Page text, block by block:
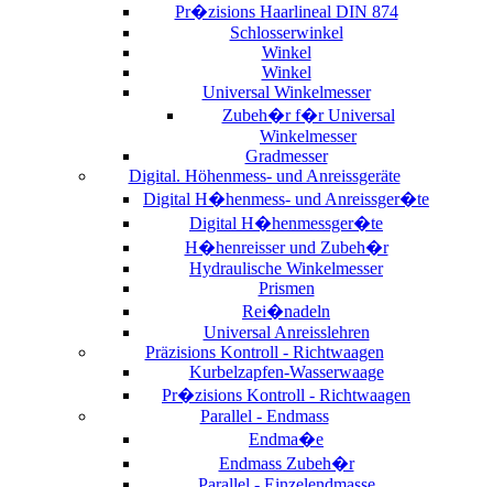
Pr�zisions Haarlineal DIN 874
Schlosserwinkel
Winkel
Winkel
Universal Winkelmesser
Zubeh�r f�r Universal
Winkelmesser
Gradmesser
Digital. Höhenmess- und Anreissgeräte
Digital H�henmess- und Anreissger�te
Digital H�henmessger�te
H�henreisser und Zubeh�r
Hydraulische Winkelmesser
Prismen
Rei�nadeln
Universal Anreisslehren
Präzisions Kontroll - Richtwaagen
Kurbelzapfen-Wasserwaage
Pr�zisions Kontroll - Richtwaagen
Parallel - Endmass
Endma�e
Endmass Zubeh�r